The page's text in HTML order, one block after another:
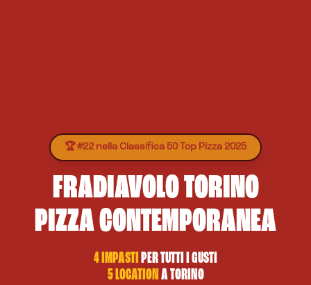
🏆 #22 nella Classifica 50 Top Pizza 2025
FRADIAVOLO TORINO
PIZZA CONTEMPORANEA
4 IMPASTIPER TUTTI I GUSTI
5 LOCATIONA TORINO